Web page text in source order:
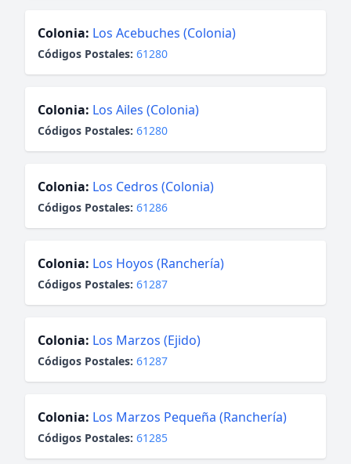
Colonia: Los Acebuches (Colonia)
Códigos Postales: 61280
Colonia: Los Ailes (Colonia)
Códigos Postales: 61280
Colonia: Los Cedros (Colonia)
Códigos Postales: 61286
Colonia: Los Hoyos (Ranchería)
Códigos Postales: 61287
Colonia: Los Marzos (Ejido)
Códigos Postales: 61287
Colonia: Los Marzos Pequeña (Ranchería)
Códigos Postales: 61285